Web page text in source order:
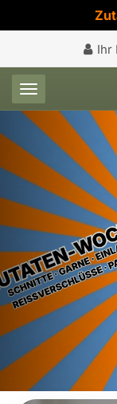
Ihr
Toggle